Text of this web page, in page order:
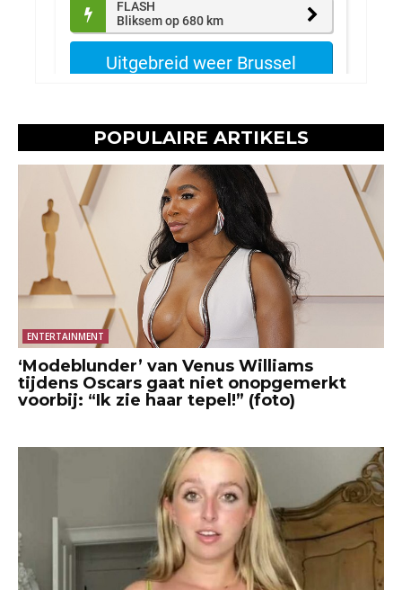
POPULAIRE ARTIKELS
ENTERTAINMENT
‘Modeblunder’ van Venus Williams
tijdens Oscars gaat niet onopgemerkt
voorbij: “Ik zie haar tepel!” (foto)